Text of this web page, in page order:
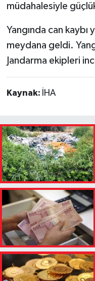
müdahalesiyle
Yangında can
meydana geldi.
Jandarma ekipleri
Kaynak: İHA